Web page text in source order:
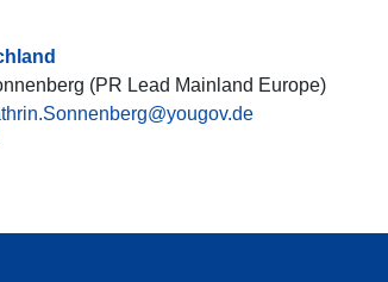
(PR Lead Mainland Europe)